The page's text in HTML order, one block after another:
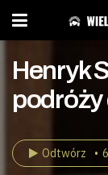
Henryk
podróży
Odtwórz